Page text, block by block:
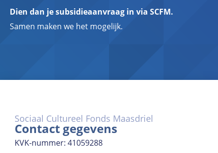
Dien dan je subsidieaanvraag in via SCFM.
Samen maken we het mogelijk.
Sociaal Cultureel Fonds Maasdriel
Contact gegevens
KVK-nummer: 41059288